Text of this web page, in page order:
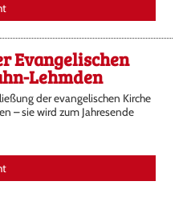
Evangelischen
Lehmden
der evangelischen Kirche
– sie wird zum Jahresende